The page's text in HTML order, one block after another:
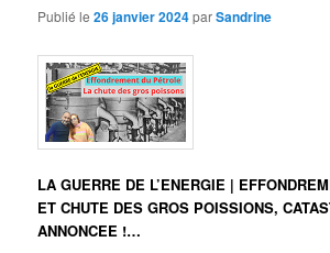
Publié le26 janvier 2024parSandrine
LA GUERRE DE L’ENERGIE |
ET CHUTE DES GROS POISSIONS,
ANNONCEE !…